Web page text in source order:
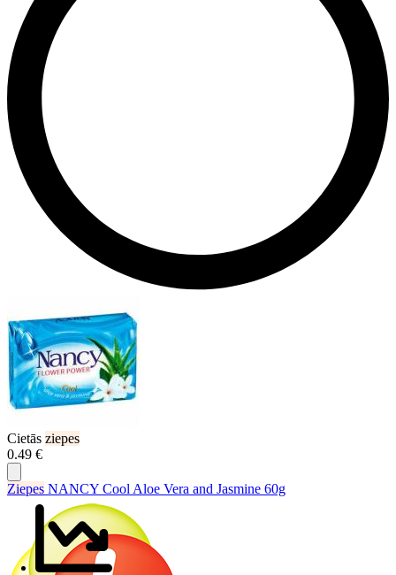
Cietās ziepes
0.49 €
Ziepes NANCY Cool Aloe Vera and Jasmine 60g